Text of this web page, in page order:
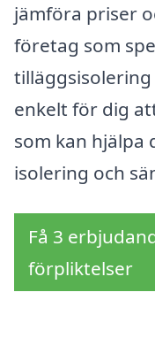
jämföra priser
företag som
enkelt för dig
som kan
isolering och
Få 3
förpliktelser